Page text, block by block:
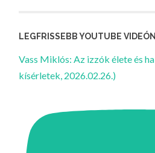
LEGFRISSEBB YOUTUBE
Vass Miklós: Az izzók élete és
kísérletek, 2026.02.26.)